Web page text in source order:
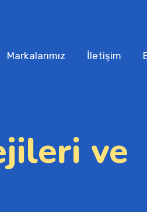
Markalarımız İletişim
ve